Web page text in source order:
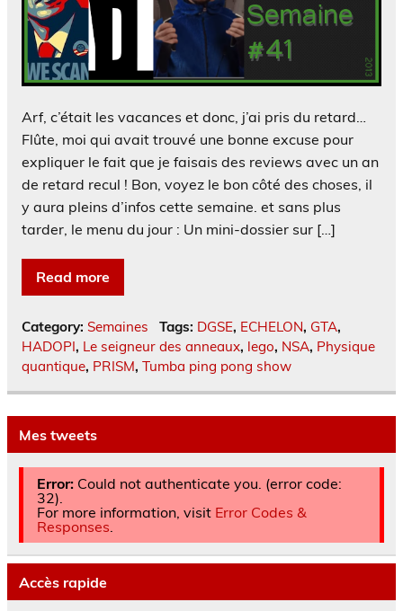
Arf, c’était les vacances et donc, j’ai pris du retard…
Flûte, moi qui avait trouvé une bonne excuse pour
expliquer le fait que je faisais des reviews avec un an
de retard recul ! Bon, voyez le bon côté des choses, il
y aura pleins d’infos cette semaine. et sans plus
tarder, le menu du jour : Un mini-dossier sur […]
Read more
Category: Semaines Tags: DGSE, ECHELON, GTA,
HADOPI, Le seigneur des anneaux, lego, NSA, Physique
quantique, PRISM, Tumba ping pong show
Mes tweets
Error:Could not authenticate you. (error code:
32).
For more information, visit Error Codes &
Responses.
Accès rapide